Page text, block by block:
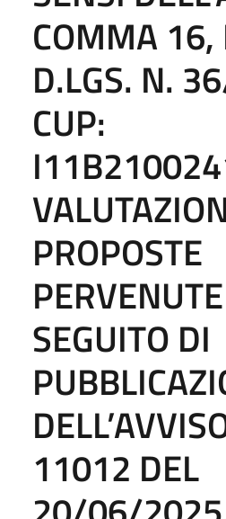
COMMA 16,
D.LGS. N.
CUP:
PROPOSTE
SEGUITO DI
11012 DEL